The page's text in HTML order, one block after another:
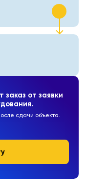
от заявки
сдачи объекта.